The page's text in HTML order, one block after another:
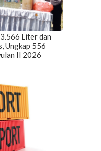
Liter dan
Ungkap 556
II 2026